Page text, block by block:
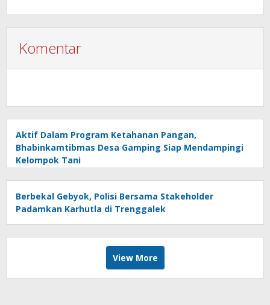
Komentar
Aktif Dalam Program Ketahanan Pangan,
Bhabinkamtibmas Desa Gamping Siap Mendampingi
Kelompok Tani
Berbekal Gebyok, Polisi Bersama Stakeholder
Padamkan Karhutla di Trenggalek
View More